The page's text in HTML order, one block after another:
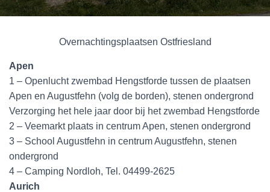
Overnachtingsplaatsen Ostfriesland
Apen
1 – Openlucht zwembad Hengstforde tussen de plaatsen
Apen en Augustfehn (volg de borden), stenen ondergrond
Verzorging het hele jaar door bij het zwembad Hengstforde
2 – Veemarkt plaats in centrum Apen, stenen ondergrond
3 – School Augustfehn in centrum Augustfehn, stenen
ondergrond
4 – Camping Nordloh, Tel. 04499-2625
Aurich